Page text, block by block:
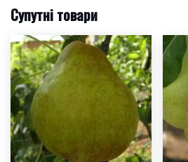
Супутні товари